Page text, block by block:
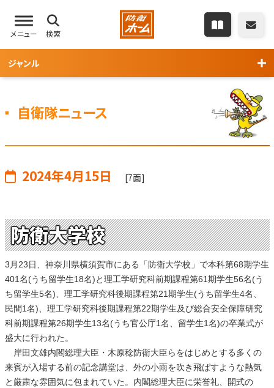
メニュー 検索
ジャンル
自衛隊ニュース
2024年4月15日 [7面]
防衛大学校
3月23日、神奈川県横須賀市にある「防衛大学校」で本科第68期学生
401名(うち留学生18名)と理工学研究科前期課程第61期学生56名(う
ち留学生5名)、理工学研究科後期課程第21期学生(うち留学生4名、
民間1名)、理工学研究科後期課程第22期学生及び総合安全保障研究
科前期課程第26期学生13名(うち官公庁1名、留学生1名)の卒業式が
盛大に行われた。
岸田文雄内閣総理大臣・木原稔防衛大臣らをはじめとする多くの
来賓が入場する前の記念講堂は、外の小雨を吹き飛ばすような熱気
と厳粛な雰囲気に包まれていた。内閣総理大臣に栄誉礼、開式の